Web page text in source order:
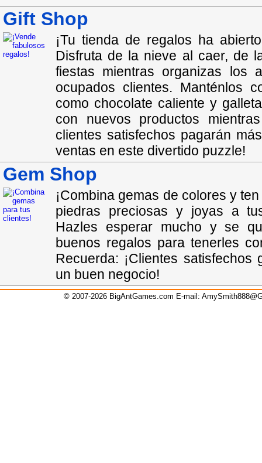
Gift Shop
¡Tu tienda de regalos ha
Disfruta de la nieve al caer, de
fiestas mientras organizas los
ocupados clientes. Manténlos
como chocolate caliente y
con nuevos productos
clientes satisfechos pagarán
ventas en este divertido puzzle!
Gem Shop
¡Combina gemas de colores y
piedras preciosas y joyas a
Hazles esperar mucho y se
buenos regalos para tenerles
Recuerda: ¡Clientes
un buen negocio!
© 2007-2026 BigAntGames.com E-mail: